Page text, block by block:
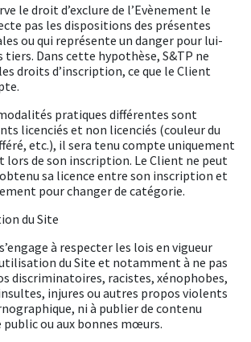
le droit d’exclure de l’Evènement le
pas les dispositions des présentes
ou qui représente un danger pour lui-
tiers. Dans cette hypothèse, S&TP ne
droits d’inscription, ce que le Client
pratiques différentes sont
licenciés et non licenciés (couleur du
etc.), il sera tenu compte uniquement
lors de son inscription. Le Client ne peut
sa licence entre son inscription et
pour changer de catégorie.
du Site
à respecter les lois en vigueur
du Site et notamment à ne pas
discriminatoires, racistes, xénophobes,
injures ou autres propos violents
ni à publier de contenu
public ou aux bonnes mœurs.